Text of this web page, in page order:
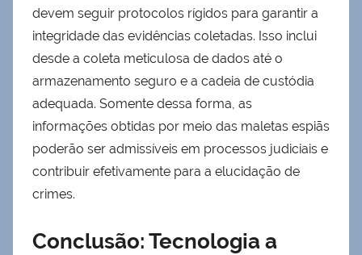
devem seguir protocolos rígidos para garantir a
integridade das evidências coletadas. Isso inclui
desde a coleta meticulosa de dados até o
armazenamento seguro e a cadeia de custódia
adequada. Somente dessa forma, as
informações obtidas por meio das maletas espiãs
poderão ser admissíveis em processos judiciais e
contribuir efetivamente para a elucidação de
crimes.
Conclusão: Tecnologia a